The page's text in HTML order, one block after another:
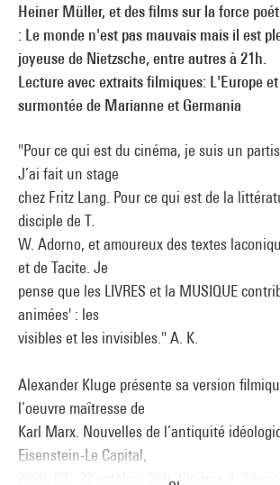
Heiner Müller, et des films sur la force
: Le monde n'est pas mauvais mais il est
joyeuse de Nietzsche, entre autres à 21h.
Lecture avec extraits filmiques: L'Europe
surmontée de Marianne et Germania
"Pour ce qui est du cinéma, je suis un
J’ai fait un stage
chez Fritz Lang. Pour ce qui est de la
disciple de T.
W. Adorno, et amoureux des textes
et de Tacite. Je
pense que les LIVRES et la MUSIQUE
animées' : les
visibles et les invisibles." A. K.
Alexander Kluge présente sa version
l’oeuvre maîtresse de
Karl Marx. Nouvelles de l’antiquité
Eisenstein-Le Capital,
2008, 83’. 22 octobre, 20h, Cinéma 2.